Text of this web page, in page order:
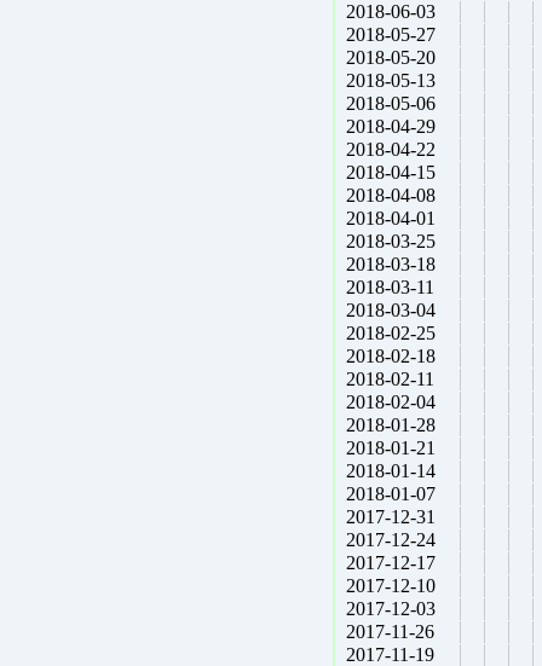
2018-06-03
2018-05-27
2018-05-20
2018-05-13
2018-05-06
2018-04-29
2018-04-22
2018-04-15
2018-04-08
2018-04-01
2018-03-25
2018-03-18
2018-03-11
2018-03-04
2018-02-25
2018-02-18
2018-02-11
2018-02-04
2018-01-28
2018-01-21
2018-01-14
2018-01-07
2017-12-31
2017-12-24
2017-12-17
2017-12-10
2017-12-03
2017-11-26
2017-11-19